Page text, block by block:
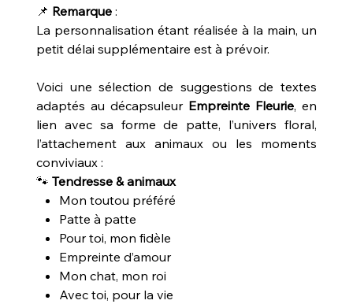
📌 Remarque:
La personnalisation étant réalisée à la main, un
petit délai supplémentaire est à prévoir.
Voici une sélection de suggestions de textes
adaptés au décapsuleur Empreinte Fleurie, en
lien avec sa forme de patte, l’univers floral,
l’attachement aux animaux ou les moments
conviviaux :
🐾 Tendresse & animaux
Mon toutou préféré
Patte à patte
Pour toi, mon fidèle
Empreinte d’amour
Mon chat, mon roi
Avec toi, pour la vie